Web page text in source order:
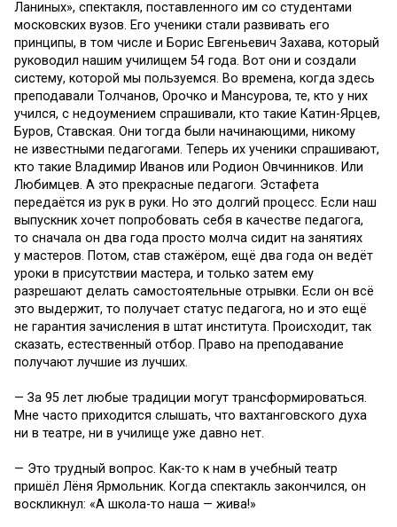
Ланиных», спектакля, поставленного им со студентами
московских вузов. Его ученики стали развивать его
принципы, в том числе и Борис Евгеньевич Захава, который
руководил нашим училищем 54 года. Вот они и создали
систему, которой мы пользуемся. Во времена, когда здесь
преподавали Толчанов, Орочко и Мансурова, те, кто у них
учился, с недоумением спрашивали, кто такие Катин-Ярцев,
Буров, Ставская. Они тогда были начинающими, никому
не известными педагогами. Теперь их ученики спрашивают,
кто такие Владимир Иванов или Родион Овчинников. Или
Любимцев. А это прекрасные педагоги. Эстафета
передаётся из рук в руки. Но это долгий процесс. Если наш
выпускник хочет попробовать себя в качестве педагога,
то сначала он два года просто молча сидит на занятиях
у мастеров. Потом, став стажёром, ещё два года он ведёт
уроки в присутствии мастера, и только затем ему
разрешают делать самостоятельные отрывки. Если он всё
это выдержит, то получает статус педагога, но и это ещё
не гарантия зачисления в штат института. Происходит, так
сказать, естественный отбор. Право на преподавание
получают лучшие из лучших.
— За 95 лет любые традиции могут трансформироваться.
Мне часто приходится слышать, что вахтанговского духа
ни в театре, ни в училище уже давно нет.
— Это трудный вопрос. Как-то к нам в учебный театр
пришёл Лёня Ярмольник. Когда спектакль закончился, он
воскликнул: «А школа-то наша — жива!»